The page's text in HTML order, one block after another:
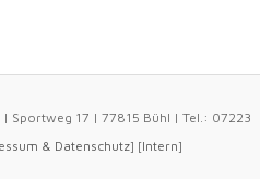
Sportweg 17 | 77815 Bühl | Tel.: 07223
& Datenschutz] [Intern]